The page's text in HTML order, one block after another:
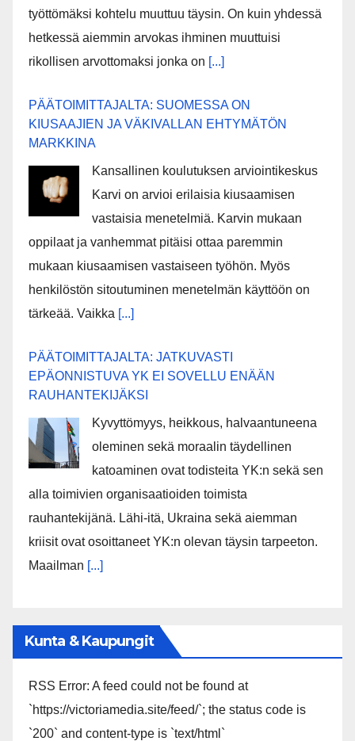
työttömäksi kohtelu muuttuu täysin. On kuin yhdessä
hetkessä aiemmin arvokas ihminen muuttuisi
rikollisen arvottomaksi jonka on [...]
PÄÄTOIMITTAJALTA: SUOMESSA ON
KIUSAAJIEN JA VÄKIVALLAN EHTYMÄTÖN
MARKKINA
Kansallinen koulutuksen arviointikeskus
Karvi on arvioi erilaisia kiusaamisen
vastaisia menetelmiä. Karvin mukaan
oppilaat ja vanhemmat pitäisi ottaa paremmin
mukaan kiusaamisen vastaiseen työhön. Myös
henkilöstön sitoutuminen menetelmän käyttöön on
tärkeää. Vaikka [...]
PÄÄTOIMITTAJALTA: JATKUVASTI
EPÄONNISTUVA YK EI SOVELLU ENÄÄN
RAUHANTEKIJÄKSI
Kyvyttömyys, heikkous, halvaantuneena
oleminen sekä moraalin täydellinen
katoaminen ovat todisteita YK:n sekä sen
alla toimivien organisaatioiden toimista
rauhantekijänä. Lähi-itä, Ukraina sekä aiemman
kriisit ovat osoittaneet YK:n olevan täysin tarpeeton.
Maailman [...]
Kunta & Kaupungit
RSS Error: A feed could not be found at
`https://victoriamedia.site/feed/`; the status code is
`200` and content-type is `text/html`